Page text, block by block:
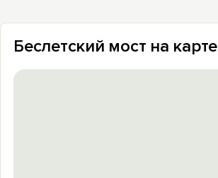
Беслетский мост на карте